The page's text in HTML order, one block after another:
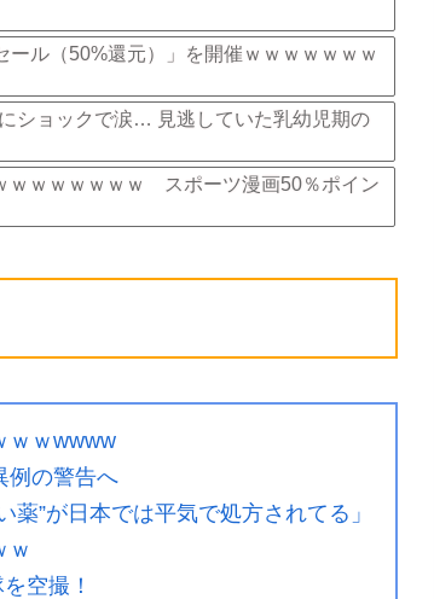
ール（50%還元）」を開催ｗｗｗｗｗｗｗ
ショックで涙… 見逃していた乳幼児期の
ｗｗｗｗｗｗｗ スポーツ漫画50％ポイン
ｗｗwwww
例の警告へ
薬”が日本では平気で処方されてる」
ｗ
空撮！